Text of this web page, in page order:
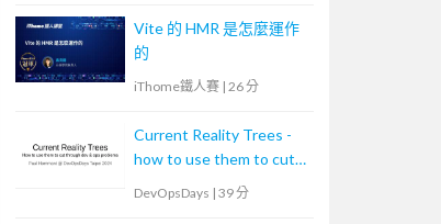
追蹤稽核
Vite 的 HMR 是怎麼運作
的
iThome鐵人賽 | 26 分
Current Reality Trees -
how to use them to cut
through dev & ops
DevOpsDays | 39 分